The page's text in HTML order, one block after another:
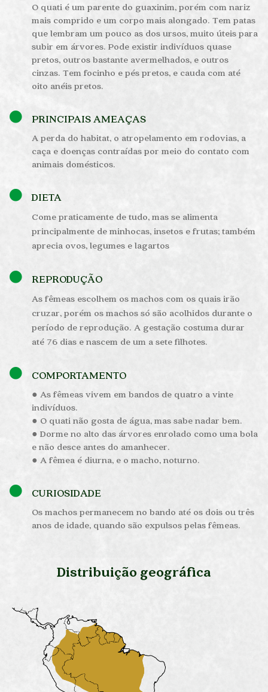
O quati é um parente do guaxinim, porém com nariz
mais comprido e um corpo mais alongado. Tem patas
que lembram um pouco as dos ursos, muito úteis para
subir em árvores. Pode existir indivíduos quase
pretos, outros bastante avermelhados, e outros
cinzas. Tem focinho e pés pretos, e cauda com até
oito anéis pretos.
PRINCIPAIS AMEAÇAS
A perda do habitat, o atropelamento em rodovias, a
caça e doenças contraídas por meio do contato com
animais domésticos.
DIETA
Come praticamente de tudo, mas se alimenta
principalmente de minhocas, insetos e frutas; também
aprecia ovos, legumes e lagartos
REPRODUÇÃO
As fêmeas escolhem os machos com os quais irão
cruzar, porém os machos só são acolhidos durante o
período de reprodução. A gestação costuma durar
até 76 dias e nascem de um a sete filhotes.
COMPORTAMENTO
● As fêmeas vivem em bandos de quatro a vinte
indivíduos.
● O quati não gosta de água, mas sabe nadar bem.
● Dorme no alto das árvores enrolado como uma bola
e não desce antes do amanhecer.
● A fêmea é diurna, e o macho, noturno.
CURIOSIDADE
Os machos permanecem no bando até os dois ou três
anos de idade, quando são expulsos pelas fêmeas.
Distribuição geográfica